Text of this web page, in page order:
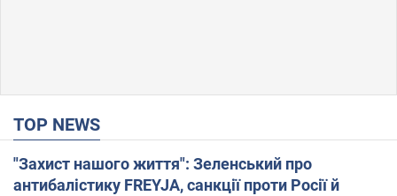
TOP NEWS
"Захист нашого життя": Зеленський про
антибалістику FREYJA, санкції проти Росії й